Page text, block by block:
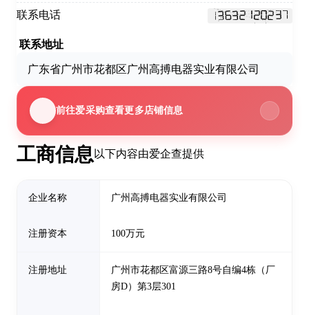
工商信息 以下内容由爱企查提供
企业名称 广州高搏电器实业有限公司
注册资本 100万元
注册地址
广州市花都区富源三路8号自编4栋（厂
房D）第3层301
联系电话
联系地址
广东省广州市花都区广州高搏电器实业有限公司
前往爱采购查看更多店铺信息